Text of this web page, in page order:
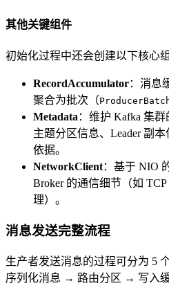
其他关键组件
初始化过程中还会创建以下核心组
RecordAccumulator：消息
聚合为批次（
Metadata ：维护 Kafka 集群
主题分区信息、Leader 副
依据。
NetworkClient：基于 NIO
Broker 的通信细节（如
理）。
消息发送完整流程
生产者发送消息的过程可分为 5
序列化消息 → 路由分区 → 写入